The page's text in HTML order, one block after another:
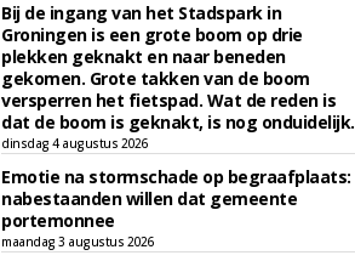
Bij de ingang van het Stadspark in
Groningen is een grote boom op drie
plekken geknakt en naar beneden
gekomen. Grote takken van de boom
versperren het fietspad. Wat de reden is
dat de boom is geknakt, is nog onduidelijk.
dinsdag 4 augustus 2026
Emotie na stormschade op begraafplaats:
nabestaanden willen dat gemeente
portemonnee
maandag 3 augustus 2026